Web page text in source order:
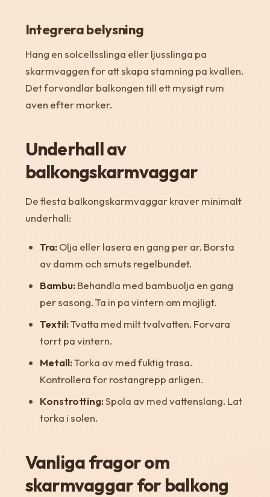
Integrera belysning
Hang en solcellsslinga eller ljusslinga pa
skarmvaggen for att skapa stamning pa kvallen.
Det forvandlar balkongen till ett mysigt rum
aven efter morker.
Underhall av
balkongskarmvaggar
De flesta balkongskarmvaggar kraver minimalt
underhall:
Tra:Olja eller lasera en gang per ar. Borsta
av damm och smuts regelbundet.
Bambu:Behandla med bambuolja en gang
per sasong. Ta in pa vintern om mojligt.
Textil:Tvatta med milt tvalvatten. Forvara
torrt pa vintern.
Metall:Torka av med fuktig trasa.
Kontrollera for rostangrepp arligen.
Konstrotting:Spola av med vattenslang. Lat
torka i solen.
Vanliga fragor om
skarmvaggar for balkong